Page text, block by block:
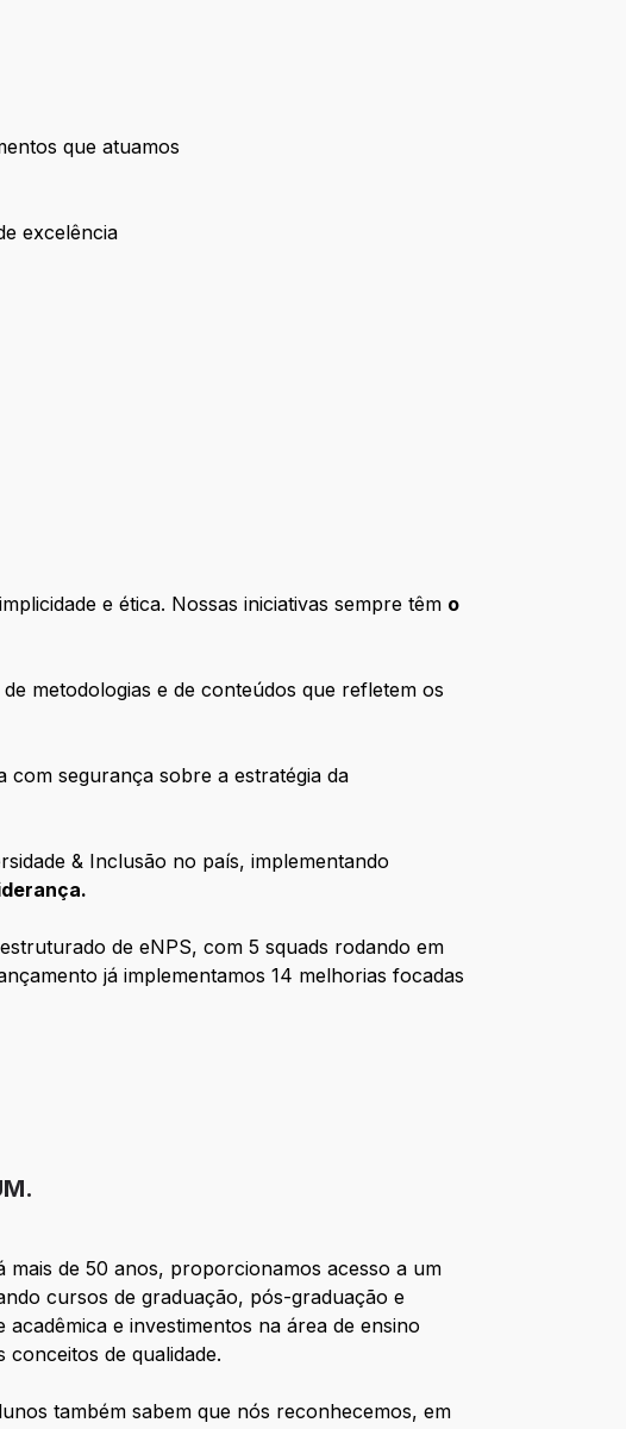
que atuamos
excelência
e ética. Nossas iniciativas sempre têm o
metodologias e de conteúdos que refletem os
com segurança sobre a estratégia da
& Inclusão no país, implementando
de eNPS, com 5 squads rodando em
já implementamos 14 melhorias focadas
mais de 50 anos, proporcionamos acesso a um
cursos de graduação, pós-graduação e
e investimentos na área de ensino
de qualidade.
também sabem que nós reconhecemos, em